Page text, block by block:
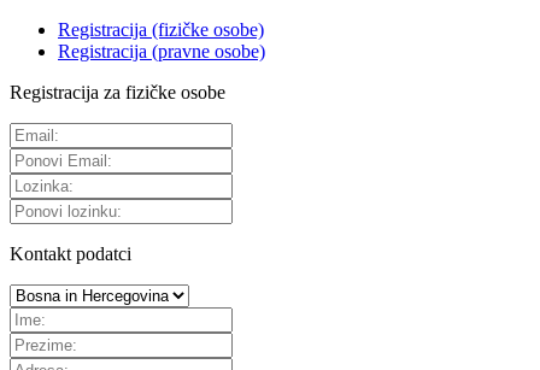
Registracija (fizičke osobe)
Registracija (pravne osobe)
Registracija za fizičke osobe
Kontakt podatci